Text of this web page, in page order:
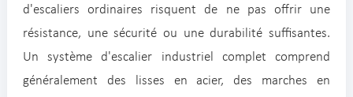
d'escaliers ordinaires risquent de ne pas offrir une
résistance, une sécurité ou une durabilité suffisantes.
Un système d'escalier industriel complet comprend
généralement des lisses en acier, des marches en